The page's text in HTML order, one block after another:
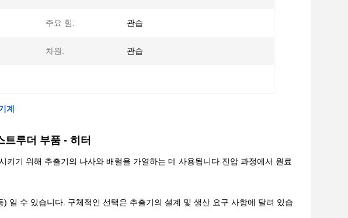
주요 힘: 관습
차원: 관습
계
트루더 부품 - 히터
기 위해 추출기의 나사와 배럴을 가열하는 데 사용됩니다.진압 과정에서 원료
일 수 있습니다. 구체적인 선택은 추출기의 설계 및 생산 요구 사항에 달려 있습